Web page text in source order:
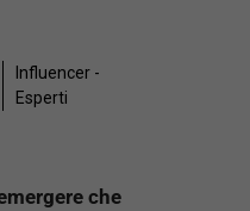
Influencer -
Esperti
che